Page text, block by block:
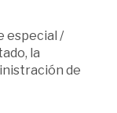
especial /
la
de